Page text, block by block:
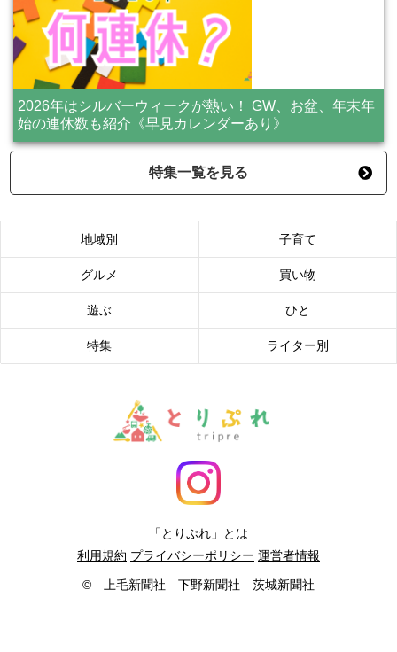
2026年はシルバーウィークが熱い！ GW、お盆、年末年
始の連休数も紹介《早見カレンダーあり》
特集一覧を見る
地域別 子育て
グルメ 買い物
遊ぶ ひと
特集 ライター別
「とりぷれ」とは
利用規約 プライバシーポリシー 運営者情報
© 上毛新聞社 下野新聞社 茨城新聞社